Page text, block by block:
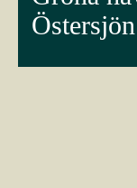
Östersjön